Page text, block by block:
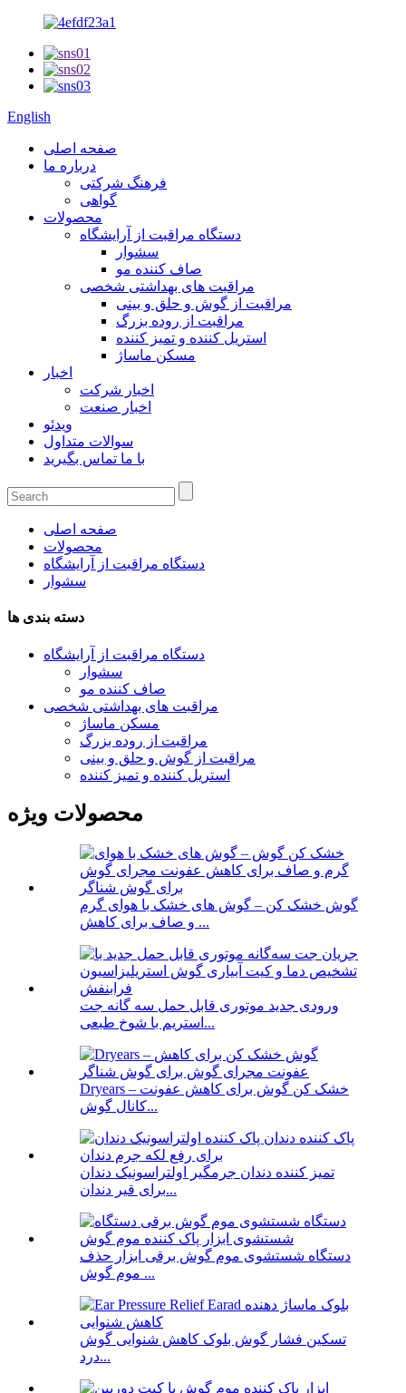
English
صفحه اصلی
درباره ما
فرهنگ شرکتی
گواهی
محصولات
دستگاه مراقبت از آرایشگاه
سشوار
صاف کننده مو
مراقبت های بهداشتی شخصی
مراقبت از گوش و حلق و بینی
مراقبت از روده بزرگ
استریل کننده و تمیز کننده
مسکن ماساژ
اخبار
اخبار شرکت
اخبار صنعت
ویدئو
سوالات متداول
با ما تماس بگیرید
صفحه اصلی
محصولات
دستگاه مراقبت از آرایشگاه
سشوار
دسته بندی ها
دستگاه مراقبت از آرایشگاه
سشوار
صاف کننده مو
مراقبت های بهداشتی شخصی
مسکن ماساژ
مراقبت از روده بزرگ
مراقبت از گوش و حلق و بینی
استریل کننده و تمیز کننده
محصولات ویژه
گوش خشک کن – گوش های خشک با هوای گرم
و صاف برای کاهش ...
ورودی جدید موتوری قابل حمل سه گانه جت
استریم با شوخ طبعی...
Dryears – خشک کن گوش برای کاهش عفونت
کانال گوش...
تمیز کننده دندان جرمگیر اولتراسونیک دندان
برای قیر دندان...
دستگاه شستشوی موم گوش برقی ابزار حذف
موم گوش ...
تسکین فشار گوش بلوک کاهش شنوایی گوش
درد...